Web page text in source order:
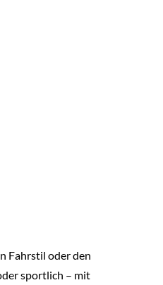
Fahrstil oder den
sportlich – mit